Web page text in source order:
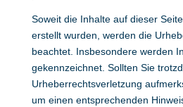
Soweit die Inhalte auf dieser
erstellt wurden, werden die
beachtet. Insbesondere werden
gekennzeichnet. Sollten Sie
Urheberrechtsverletzung
um einen entsprechenden